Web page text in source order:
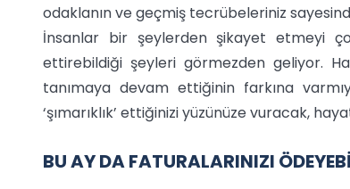
odaklanın ve geçmiş tecrübeleriniz
İnsanlar bir şeylerden şikayet etmeyi
ettirebildiği şeyleri görmezden geliyor.
tanımaya devam ettiğinin farkına
‘şımarıklık’ ettiğinizi yüzünüze vuracak,
BU AY DA FATURALARINIZI